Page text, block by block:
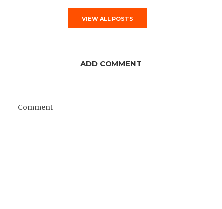
VIEW ALL POSTS
ADD COMMENT
Comment